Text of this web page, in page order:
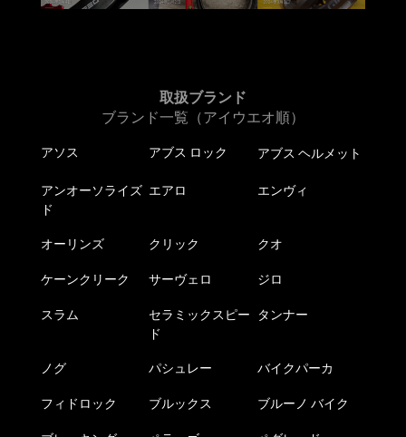
取扱ブランド
ブランド一覧（アイウエオ順）
アソス アブス ロック アブス ヘルメット
アンオーソライズ
ド
エアロ エンヴィ
オーリンズ クリック クオ
ケーンクリーク サーヴェロ ジロ
スラム
セラミックスピー
ド
タンナー
ノグ パシュレー バイクパーカ
フィドロック ブルックス ブルーノ バイク